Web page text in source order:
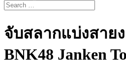
จับสลากแบ่งสาย
BNK48 Janken